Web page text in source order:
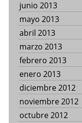
junio 2013
mayo 2013
abril 2013
marzo 2013
febrero 2013
enero 2013
diciembre 2012
noviembre 2012
octubre 2012